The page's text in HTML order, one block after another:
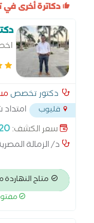
دكاترة أخرى
دكتور تخصص
قليوب
امتداد
مسجد التقوي /
سعر الكشف:
د/ الزمالة
متاح النهاردة من 7:30